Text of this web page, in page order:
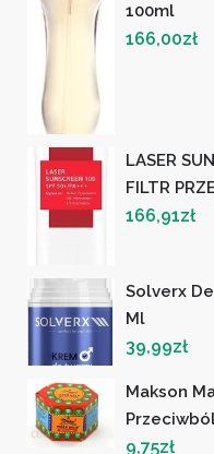
100ml
166,00zł
LASER
FILTR
166,91zł
Solverx
Ml
39,99zł
Makson
9,75zł